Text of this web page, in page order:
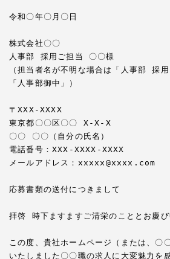
令和〇年〇月〇日
株式会社〇〇
人事部 採用ご担当 〇〇様
（担当者名が不明な場合は「人事部 採
「人事部御中」）
〒XXX-XXXX
東京都〇〇区〇〇 X-X-X
〇〇 〇〇（自分の氏名）
電話番号：XXX-XXXX-XXXX
メールアドレス：xxxxx@xxxx.com
応募書類の送付につきまして
拝啓 時下ますますご清栄のこととお慶び
この度、貴社ホームページ（または、〇
いたしました〇〇職の求人に大変魅力を